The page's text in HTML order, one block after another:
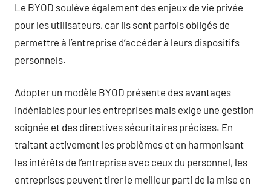
Le BYOD soulève également des enjeux de vie privée
pour les utilisateurs, car ils sont parfois obligés de
permettre à l’entreprise d’accéder à leurs dispositifs
personnels.
Adopter un modèle BYOD présente des avantages
indéniables pour les entreprises mais exige une gestion
soignée et des directives sécuritaires précises. En
traitant activement les problèmes et en harmonisant
les intérêts de l’entreprise avec ceux du personnel, les
entreprises peuvent tirer le meilleur parti de la mise en